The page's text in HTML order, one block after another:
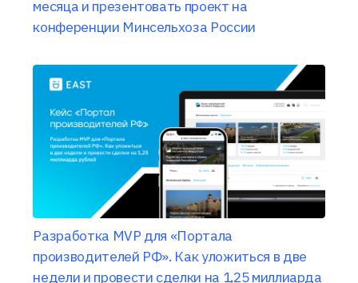
месяца и презентовать проект на
конференции Минсельхоза России
Разработка MVP для «Портала
производителей РФ». Как уложиться в две
недели и провести сделки на 1,25 миллиарда